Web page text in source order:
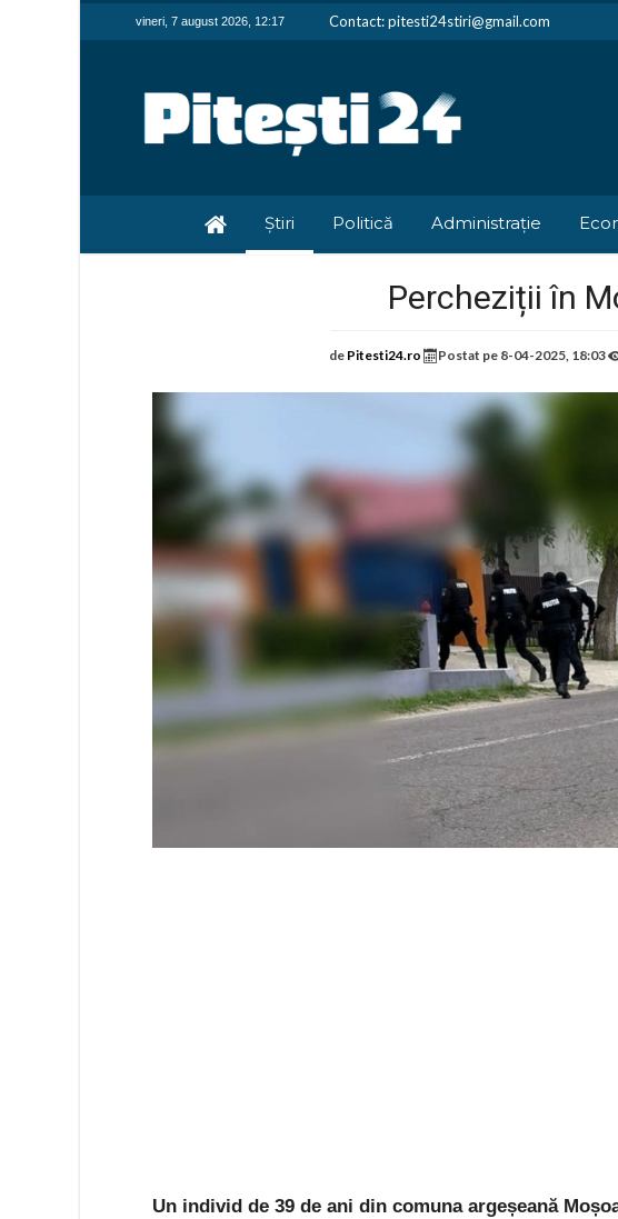
vineri, 7 august 2026, 12:17 Contact: pitesti24stiri@gmail.com
Știri Politică Administrație
Percheziții în
de Pitesti24.ro Postat pe 8-04-2025, 18:03
Un individ de 39 de ani din comuna argeșeană